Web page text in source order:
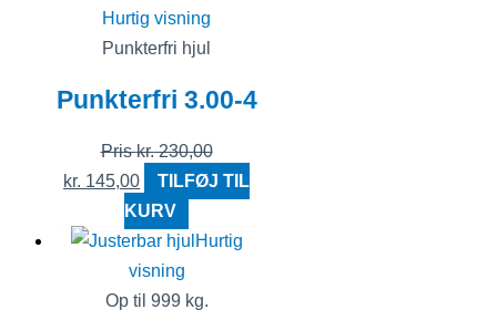
Hurtig visning
Punkterfri hjul
Punkterfri 3.00-4
Priskr.230,00
kr. 145,00
TILFØJ TIL
KURV
Hurtig
visning
Op til 999 kg.